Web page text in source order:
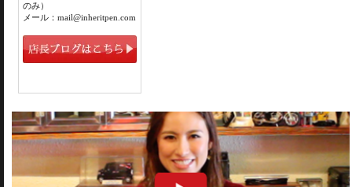
のみ）
メール：mail@inheritpen.com